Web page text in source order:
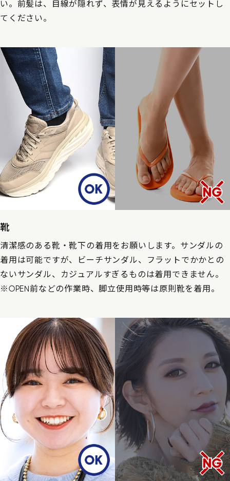
い。前髪は、目線が隠れず、表情が見えるようにセットし
てください。
靴
清潔感のある靴・靴下の着用をお願いします。サンダルの
着用は可能ですが、ビーチサンダル、フラットでかかとの
ないサンダル、カジュアルすぎるものは着用できません。
※OPEN前などの作業時、脚立使用時等は原則靴を着用。